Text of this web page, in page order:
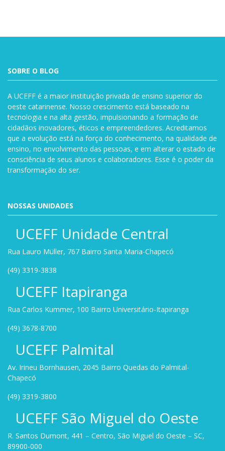
SOBRE O BLOG
A UCEFF é a maior instituição privada de ensino superior do
oeste catarinense. Nosso crescimento está baseado na
tecnologia e na alta gestão, impulsionando a formação de
cidadãos inovadores, éticos e empreendedores. Acreditamos
que a evolução está na força do conhecimento, na qualidade de
ensino, no envolvimento das pessoas, e em alterar o estado de
consciência de seus alunos e colaboradores. Esse é o poder da
transformação do ser.
NOSSAS UNIDADES
UCEFF Unidade Central
Rua Lauro Müller, 767 Bairro Santa Maria-Chapecó
(49) 3319-3838
UCEFF Itapiranga
Rua Carlos Kummer, 100 Bairro Universitário-Itapiranga
(49) 3678-8700
UCEFF Palmital
Av. Irineu Bornhausen, 2045 Bairro Quedas do Palmital-
Chapecó
(49) 3319-3800
UCEFF São Miguel do Oeste
R. Santos Dumont, 441 – Centro, São Miguel do Oeste – SC,
89900-000